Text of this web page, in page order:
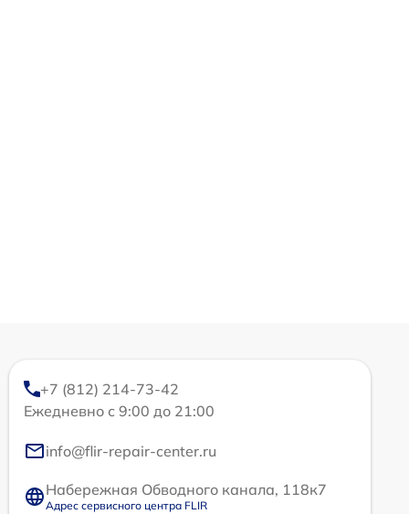
+7 (812) 214-73-42
Ежедневно с 9:00 до 21:00
info@flir-repair-center.ru
Набережная Обводного канала, 118к7
Адрес сервисного центра FLIR